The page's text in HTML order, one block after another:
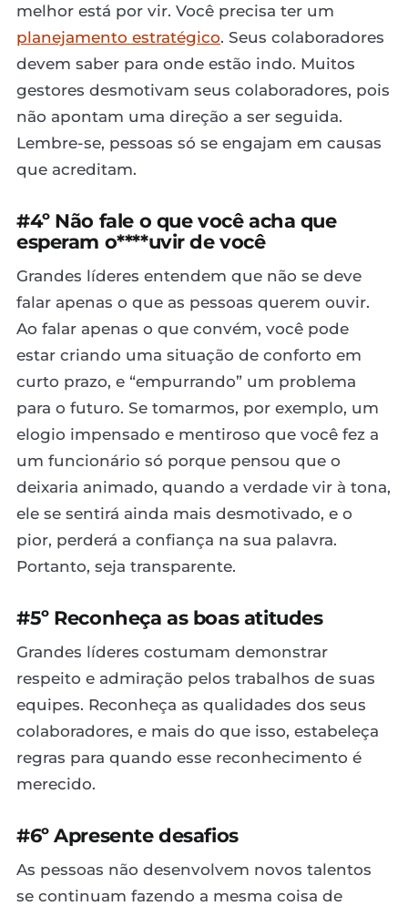
melhor está por vir. Você precisa ter um
planejamento estratégico. Seus colaboradores
devem saber para onde estão indo. Muitos
gestores desmotivam seus colaboradores, pois
não apontam uma direção a ser seguida.
Lembre-se, pessoas só se engajam em causas
que acreditam.
#4º Não fale o que você acha que
esperam o****uvir de você
Grandes líderes entendem que não se deve
falar apenas o que as pessoas querem ouvir.
Ao falar apenas o que convém, você pode
estar criando uma situação de conforto em
curto prazo, e “empurrando” um problema
para o futuro. Se tomarmos, por exemplo, um
elogio impensado e mentiroso que você fez a
um funcionário só porque pensou que o
deixaria animado, quando a verdade vir à tona,
ele se sentirá ainda mais desmotivado, e o
pior, perderá a confiança na sua palavra.
Portanto, seja transparente.
#5º Reconheça as boas atitudes
Grandes líderes costumam demonstrar
respeito e admiração pelos trabalhos de suas
equipes. Reconheça as qualidades dos seus
colaboradores, e mais do que isso, estabeleça
regras para quando esse reconhecimento é
merecido.
#6º Apresente desafios
As pessoas não desenvolvem novos talentos
se continuam fazendo a mesma coisa de